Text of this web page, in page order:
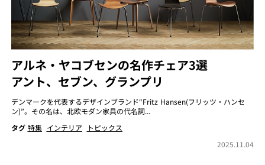
アルネ・ヤコブセンの名作チェア3選
アント、セブン、グランプリ
デンマークを代表するデザインブランド“Fritz Hansen(フリッツ・ハンセ
ン)”。その名は、北欧モダン家具の代名詞...
タグ 特集 インテリア
トピックス
2025.11.04